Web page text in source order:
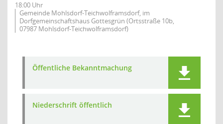
18:00 Uhr
Gemeinde Mohlsdorf-Teichwolframsdorf, im
Dorfgemeinschaftshaus Gottesgrün (Ortsstraße 10b,
07987 Mohlsdorf-Teichwolframsdorf)
Öffentliche Bekanntmachung
Niederschrift öffentlich